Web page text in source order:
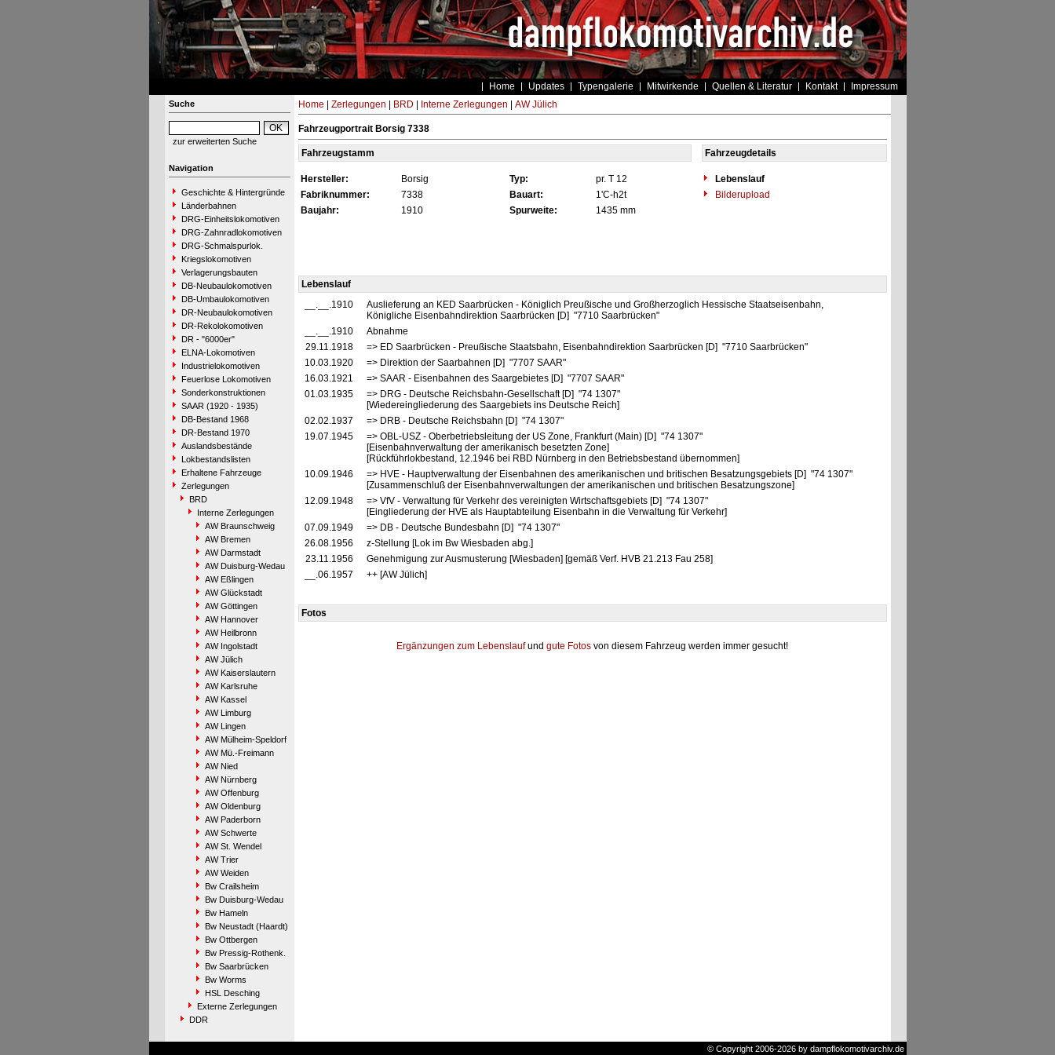
Home Updates Typengalerie Mitwirkende Quellen & Literatur Kontakt Impressum
Suche
zur erweiterten Suche
Navigation
Geschichte & Hintergründe
Länderbahnen
DRG-Einheitslokomotiven
DRG-Zahnradlokomotiven
DRG-Schmalspurlok.
Kriegslokomotiven
Verlagerungsbauten
DB-Neubaulokomotiven
DB-Umbaulokomotiven
DR-Neubaulokomotiven
DR-Rekolokomotiven
DR - "6000er"
ELNA-Lokomotiven
Industrielokomotiven
Feuerlose Lokomotiven
Sonderkonstruktionen
SAAR (1920 - 1935)
DB-Bestand 1968
DR-Bestand 1970
Auslandsbestände
Lokbestandslisten
Erhaltene Fahrzeuge
Zerlegungen
BRD
Interne Zerlegungen
AW Braunschweig
AW Bremen
AW Darmstadt
AW Duisburg-Wedau
AW Eßlingen
AW Glückstadt
AW Göttingen
AW Hannover
AW Heilbronn
AW Ingolstadt
AW Jülich
AW Kaiserslautern
AW Karlsruhe
AW Kassel
AW Limburg
AW Lingen
AW Mülheim-Speldorf
AW Mü.-Freimann
AW Nied
AW Nürnberg
AW Offenburg
AW Oldenburg
AW Paderborn
AW Schwerte
AW St. Wendel
AW Trier
AW Weiden
Bw Crailsheim
Bw Duisburg-Wedau
Bw Hameln
Bw Neustadt (Haardt)
Bw Ottbergen
Bw Pressig-Rothenk.
Bw Saarbrücken
Bw Worms
HSL Desching
Externe Zerlegungen
DDR
Home Zerlegungen BRD Interne Zerlegungen AW Jülich
Fahrzeugportrait Borsig 7338
Fahrzeugstamm Fahrzeugdetails
Hersteller: Borsig Typ: pr. T 12
Lebenslauf
Fabriknummer:
7338 Bauart: 1'C-h2t
Bilderupload
Baujahr:
1910 Spurweite: 1435 mm
Lebenslauf
__.__.1910
Auslieferung an KED Saarbrücken - Königlich Preußische und Großherzoglich Hessische Staatseisenbahn,
Königliche Eisenbahndirektion Saarbrücken [D] "7710 Saarbrücken"
__.__.1910
Abnahme
29.11.1918
=> ED Saarbrücken - Preußische Staatsbahn, Eisenbahndirektion Saarbrücken [D] "7710 Saarbrücken"
10.03.1920
=> Direktion der Saarbahnen [D] "7707 SAAR"
16.03.1921
=> SAAR - Eisenbahnen des Saargebietes [D] "7707 SAAR"
01.03.1935
=> DRG - Deutsche Reichsbahn-Gesellschaft [D] "74 1307"
[Wiedereingliederung des Saargebiets ins Deutsche Reich]
02.02.1937
=> DRB - Deutsche Reichsbahn [D] "74 1307"
19.07.1945
=> OBL-USZ - Oberbetriebsleitung der US Zone, Frankfurt (Main) [D] "74 1307"
[Eisenbahnverwaltung der amerikanisch besetzten Zone]
[Rückführlokbestand, 12.1946 bei RBD Nürnberg in den Betriebsbestand übernommen]
10.09.1946
=> HVE - Hauptverwaltung der Eisenbahnen des amerikanischen und britischen Besatzungsgebiets [D] "74 1307"
[Zusammenschluß der Eisenbahnverwaltungen der amerikanischen und britischen Besatzungszone]
12.09.1948
=> VfV - Verwaltung für Verkehr des vereinigten Wirtschaftsgebiets [D] "74 1307"
[Eingliederung der HVE als Hauptabteilung Eisenbahn in die Verwaltung für Verkehr]
07.09.1949
=> DB - Deutsche Bundesbahn [D] "74 1307"
26.08.1956
z-Stellung [Lok im Bw Wiesbaden abg.]
23.11.1956
Genehmigung zur Ausmusterung [Wiesbaden] [gemäß Verf. HVB 21.213 Fau 258]
__.06.1957
++ [AW Jülich]
Fotos
Ergänzungen zum Lebenslaufund gute Fotos von diesem Fahrzeug werden immer gesucht!
© Copyright 2006-2026 by dampflokomotivarchiv.de